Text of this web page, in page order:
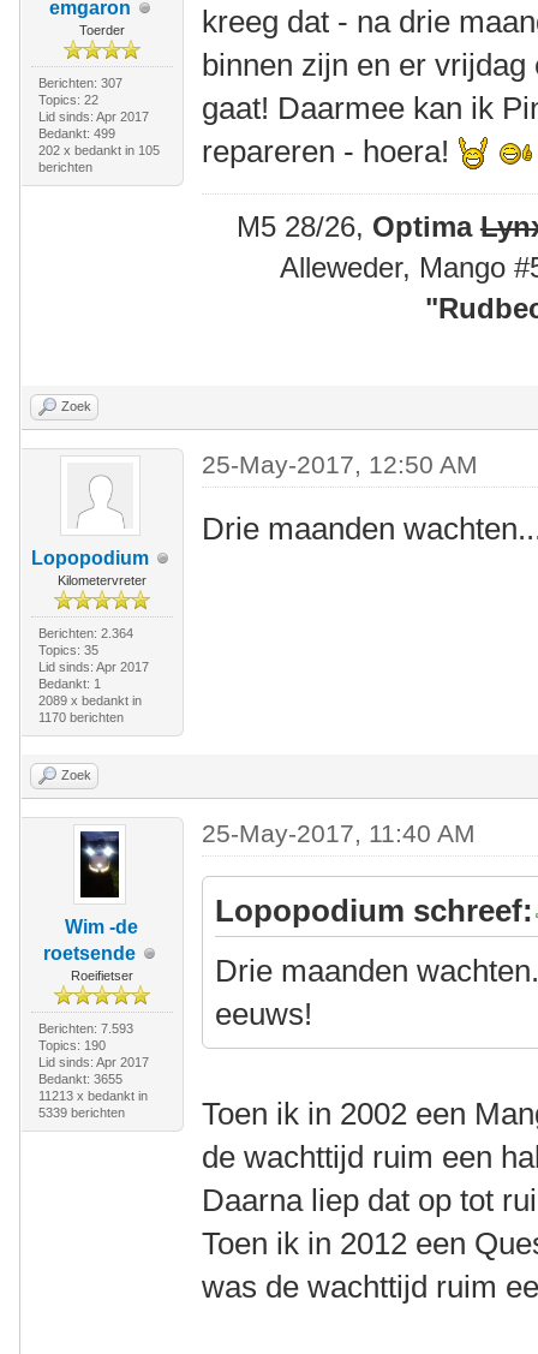
emgaron
Toerder
Berichten: 307
Topics: 22
Lid sinds: Apr 2017
Bedankt: 499
202 x bedankt in 105
berichten
kreeg dat - na drie
binnen zijn en er
gaat! Daarmee kan ik
repareren - hoera!
M5 28/26, Optima
Alleweder, Mango
"
Zoek
Lopopodium
Kilometervreter
Berichten: 2.364
Topics: 35
Lid sinds: Apr 2017
Bedankt: 1
2089 x bedankt in
1170 berichten
25-May-2017, 12:50 AM
Drie maanden
Zoek
Wim -de
roetsende
Roeifietser
Berichten: 7.593
Topics: 190
Lid sinds: Apr 2017
Bedankt: 3655
11213 x bedankt in
5339 berichten
25-May-2017, 11:40 AM
Lopopodium schreef:
Drie maanden
eeuws!
Toen ik in 2002 een
de wachttijd ruim een
Daarna liep dat op tot
Toen ik in 2012 een
was de wachttijd ruim